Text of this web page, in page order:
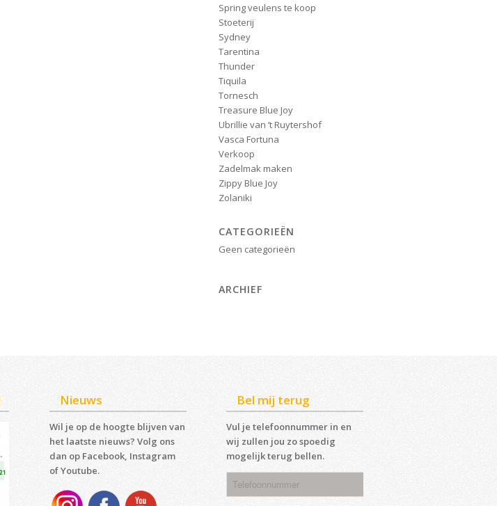
Spring veulens te koop
Stoeterij
Sydney
Tarentina
Thunder
Tiquila
Tornesch
Treasure Blue Joy
Ubrillie van ’t Ruytershof
Vasca Fortuna
Verkoop
Zadelmak maken
Zippy Blue Joy
Zolaniki
CATEGORIEËN
Geen categorieën
ARCHIEF
Nieuws
Wil je op de hoogte blijven van
het laatste nieuws? Volg ons
dan op Facebook, Instagram
of Youtube.
Bel mij terug
Vul je telefoonnummer in en
wij zullen jou zo spoedig
mogelijk terug bellen.